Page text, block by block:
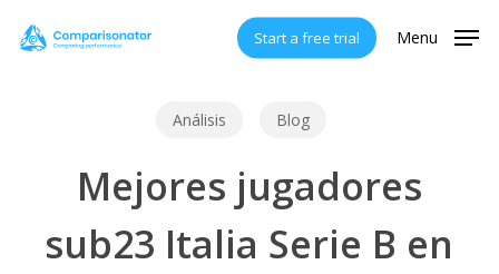
Start a free trial Menu
Análisis Blog
Mejores jugadores
sub23 Italia Serie B en